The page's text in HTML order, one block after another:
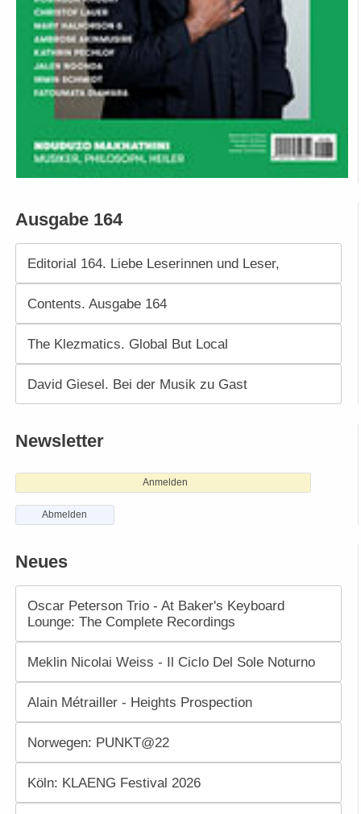
Ausgabe 164
Editorial 164. Liebe Leserinnen und Leser,
Contents. Ausgabe 164
The Klezmatics. Global But Local
David Giesel. Bei der Musik zu Gast
Newsletter
Anmelden
Abmelden
Neues
Oscar Peterson Trio - At Baker's Keyboard
Lounge: The Complete Recordings
Meklin Nicolai Weiss - Il Ciclo Del Sole Noturno
Alain Métrailler - Heights Prospection
Norwegen: PUNKT@22
Köln: KLAENG Festival 2026